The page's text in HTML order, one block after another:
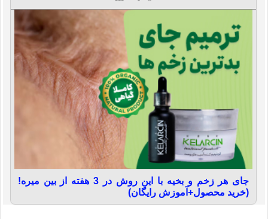
جای هر زخم و بخیه با این روش در 3 هفته از بین میره!
(خرید محصول+آموزش رایگان)